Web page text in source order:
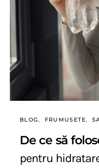
BLOG FRUMUSETE
De ce să
pentru